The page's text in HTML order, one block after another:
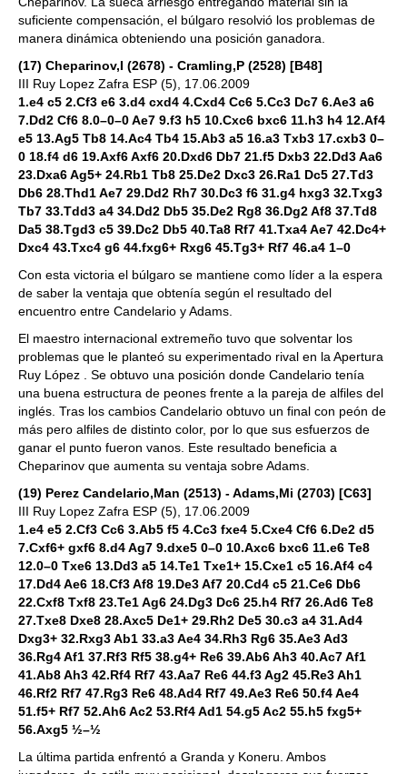
suficiente compensación, el búlgaro resolvió los problemas de
manera dinámica obteniendo una posición ganadora.
(17) Cheparinov,I (2678) - Cramling,P (2528) [B48]
III Ruy Lopez Zafra ESP (5), 17.06.2009
1.e4 c5 2.Cf3 e6 3.d4 cxd4 4.Cxd4 Cc6 5.Cc3 Dc7 6.Ae3 a6
7.Dd2 Cf6 8.0–0–0 Ae7 9.f3 h5 10.Cxc6 bxc6 11.h3 h4 12.Af4
e5 13.Ag5 Tb8 14.Ac4 Tb4 15.Ab3 a5 16.a3 Txb3 17.cxb3 0–
0 18.f4 d6 19.Axf6 Axf6 20.Dxd6 Db7 21.f5 Dxb3 22.Dd3 Aa6
23.Dxa6 Ag5+ 24.Rb1 Tb8 25.De2 Dxc3 26.Ra1 Dc5 27.Td3
Db6 28.Thd1 Ae7 29.Dd2 Rh7 30.Dc3 f6 31.g4 hxg3 32.Txg3
Tb7 33.Tdd3 a4 34.Dd2 Db5 35.De2 Rg8 36.Dg2 Af8 37.Td8
Da5 38.Tgd3 c5 39.Dc2 Db5 40.Ta8 Rf7 41.Txa4 Ae7 42.Dc4+
Dxc4 43.Txc4 g6 44.fxg6+ Rxg6 45.Tg3+ Rf7 46.a4 1–0
Con esta victoria el búlgaro se mantiene como líder a la espera
de saber la ventaja que obtenía según el resultado del
encuentro entre Candelario y Adams.
El maestro internacional extremeño tuvo que solventar los
problemas que le planteó su experimentado rival en la Apertura
Ruy López . Se obtuvo una posición donde Candelario tenía
una buena estructura de peones frente a la pareja de alfiles del
inglés. Tras los cambios Candelario obtuvo un final con peón de
más pero alfiles de distinto color, por lo que sus esfuerzos de
ganar el punto fueron vanos. Este resultado beneficia a
Cheparinov que aumenta su ventaja sobre Adams.
(19) Perez Candelario,Man (2513) - Adams,Mi (2703) [C63]
III Ruy Lopez Zafra ESP (5), 17.06.2009
1.e4 e5 2.Cf3 Cc6 3.Ab5 f5 4.Cc3 fxe4 5.Cxe4 Cf6 6.De2 d5
7.Cxf6+ gxf6 8.d4 Ag7 9.dxe5 0–0 10.Axc6 bxc6 11.e6 Te8
12.0–0 Txe6 13.Dd3 a5 14.Te1 Txe1+ 15.Cxe1 c5 16.Af4 c4
17.Dd4 Ae6 18.Cf3 Af8 19.De3 Af7 20.Cd4 c5 21.Ce6 Db6
22.Cxf8 Txf8 23.Te1 Ag6 24.Dg3 Dc6 25.h4 Rf7 26.Ad6 Te8
27.Txe8 Dxe8 28.Axc5 De1+ 29.Rh2 De5 30.c3 a4 31.Ad4
Dxg3+ 32.Rxg3 Ab1 33.a3 Ae4 34.Rh3 Rg6 35.Ae3 Ad3
36.Rg4 Af1 37.Rf3 Rf5 38.g4+ Re6 39.Ab6 Ah3 40.Ac7 Af1
41.Ab8 Ah3 42.Rf4 Rf7 43.Aa7 Re6 44.f3 Ag2 45.Re3 Ah1
46.Rf2 Rf7 47.Rg3 Re6 48.Ad4 Rf7 49.Ae3 Re6 50.f4 Ae4
51.f5+ Rf7 52.Ah6 Ac2 53.Rf4 Ad1 54.g5 Ac2 55.h5 fxg5+
56.Axg5 ½–½
La última partida enfrentó a Granda y Koneru. Ambos